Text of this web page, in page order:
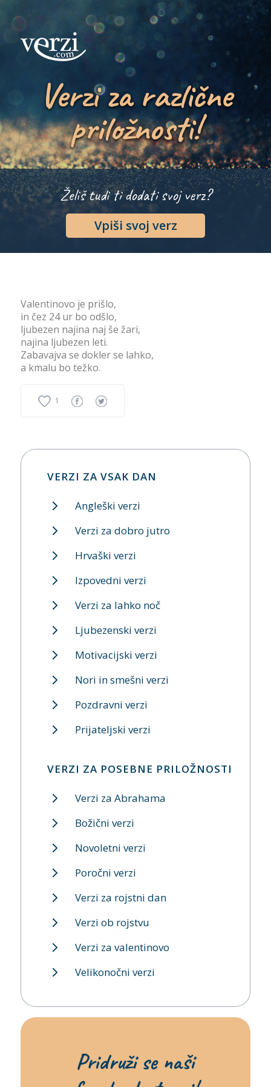
Verzi za različne
priložnosti!
Želiš tudi ti dodati svoj verz?
Vpiši svoj verz
Valentinovo je prišlo,
in čez 24 ur bo odšlo,
ljubezen najina naj še žari,
najina ljubezen leti.
Zabavajva se dokler se lahko,
a kmalu bo težko.
1
VERZI ZA VSAK DAN
Angleški verzi
Verzi za dobro jutro
Hrvaški verzi
Izpovedni verzi
Verzi za lahko noč
Ljubezenski verzi
Motivacijski verzi
Nori in smešni verzi
Pozdravni verzi
Prijateljski verzi
VERZI ZA POSEBNE PRILOŽNOSTI
Verzi za Abrahama
Božični verzi
Novoletni verzi
Poročni verzi
Verzi za rojstni dan
Verzi ob rojstvu
Verzi za valentinovo
Velikonočni verzi
Pridruži se naši